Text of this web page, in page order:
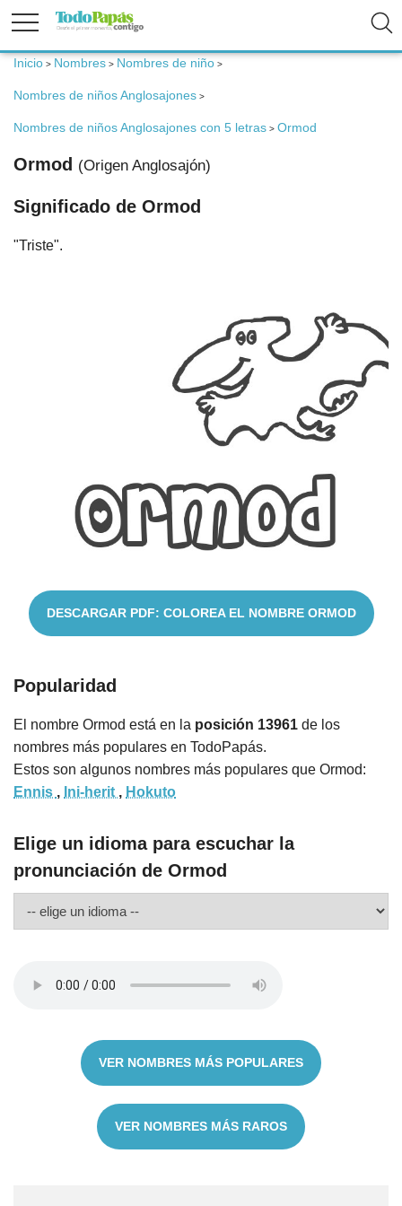
Bebé
Niños
Inicio > Nombres > Nombres de niño >
Nombres de niños Anglosajones >
Nombres de niños Anglosajones con 5 letras > Ormod
Ormod (Origen Anglosajón)
Significado de Ormod
"Triste".
DESCARGAR PDF: COLOREA EL NOMBRE ORMOD
Popularidad
El nombre Ormod está en la posición 13961 de los
nombres más populares en TodoPapás.
Estos son algunos nombres más populares que Ormod:
Ennis , Ini-herit , Hokuto
Elige un idioma para escuchar la
pronunciación de Ormod
VER NOMBRES MÁS POPULARES
VER NOMBRES MÁS RAROS